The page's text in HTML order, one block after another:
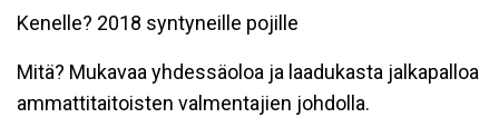
Kenelle? 2018 syntyneille pojille
Mitä? Mukavaa yhdessäoloa ja laadukasta jalkapalloa
ammattitaitoisten valmentajien johdolla.